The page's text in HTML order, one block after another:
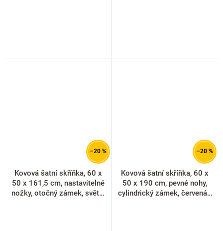
–20 %
Kovová šatní skříňka, 60 x
50 x 161,5 cm, nastavitelné
nožky, otočný zámek, světle
–20 %
Kovová šatní skříňka, 60 x
50 x 190 cm, pevné nohy,
cylindrický zámek, červená -